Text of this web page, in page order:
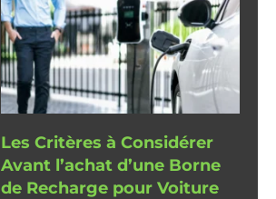
Les Critères à Considérer
Avant l’achat d’une Borne
de Recharge pour Voiture